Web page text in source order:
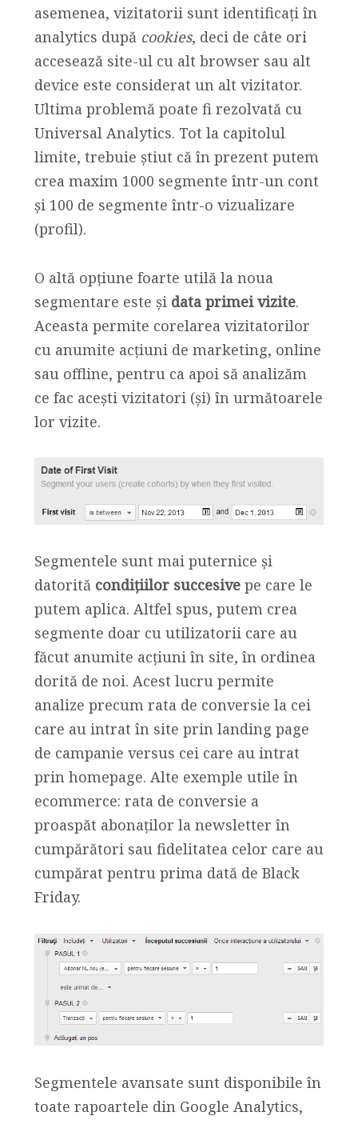
asemenea, vizitatorii sunt identificați în
analytics după cookies, deci de câte ori
accesează site-ul cu alt browser sau alt
device este considerat un alt vizitator.
Ultima problemă poate fi rezolvată cu
Universal Analytics. Tot la capitolul
limite, trebuie știut că în prezent putem
crea maxim 1000 segmente într-un cont
și 100 de segmente într-o vizualizare
(profil).
O altă opțiune foarte utilă la noua
segmentare este și data primei vizite.
Aceasta permite corelarea vizitatorilor
cu anumite acțiuni de marketing, online
sau offline, pentru ca apoi să analizăm
ce fac acești vizitatori (și) în următoarele
lor vizite.
Segmentele sunt mai puternice și
datorită condițiilor succesivepe care le
putem aplica. Altfel spus, putem crea
segmente doar cu utilizatorii care au
făcut anumite acțiuni în site, în ordinea
dorită de noi. Acest lucru permite
analize precum rata de conversie la cei
care au intrat în site prin landing page
de campanie versus cei care au intrat
prin homepage. Alte exemple utile în
ecommerce: rata de conversie a
proaspăt abonaților la newsletter în
cumpărători sau fidelitatea celor care au
cumpărat pentru prima dată de Black
Friday.
Segmentele avansate sunt disponibile în
toate rapoartele din Google Analytics,